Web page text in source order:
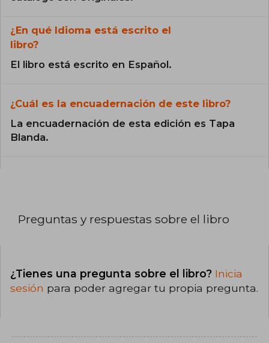
¿En qué Idioma está escrito el
libro?
El libro está escrito en Español.
¿Cuál es la encuadernación de este libro?
La encuadernación de esta edición es Tapa
Blanda.
Preguntas y respuestas sobre el libro
¿Tienes una pregunta sobre el libro? Inicia
sesión para poder agregar tu propia pregunta.